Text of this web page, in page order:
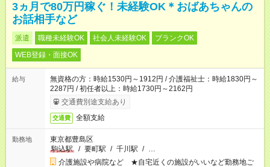
3ヵ月で80万円稼ぐ！未経験OK＊おばあちゃんの
お話相手など
派遣 職種未経験OK 社会人未経験OK
ブランクOK
WEB登録・面接OK
給与
無資格の方：時給1530円～1912円 / 介護福祉士：時給1830円～
2287円 / 初任者以上：時給1730円～2162円
交通費別途支給あり
交通費 全額支給
勤務地
東京都豊島区
駒込駅
/ 要町駅 / 千川駅 / …
介護施設や病院など ★自宅近くの施設がいいなど勤務地ご